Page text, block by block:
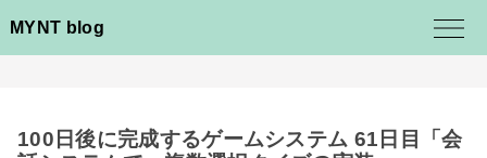
MYNT blog
100日後に完成するゲームシステム 61日目「会